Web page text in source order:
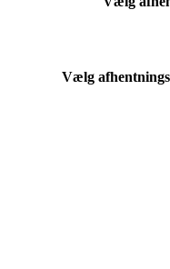
Vælg